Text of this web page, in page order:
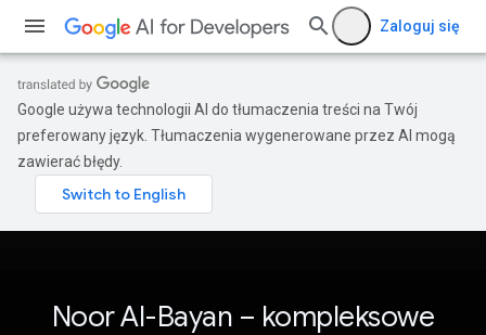
Zaloguj się
Google używa technologii AI do tłumaczenia treści na Twój
preferowany język. Tłumaczenia wygenerowane przez AI mogą
zawierać błędy.
Noor Al-Bayan – kompleksowe